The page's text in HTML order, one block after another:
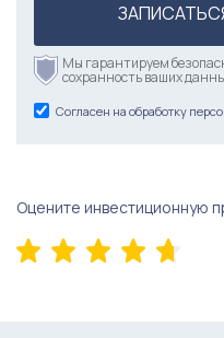
Мы гарантируем
сохранность ваших
Согласен на обработку
Оцените инвестиционную